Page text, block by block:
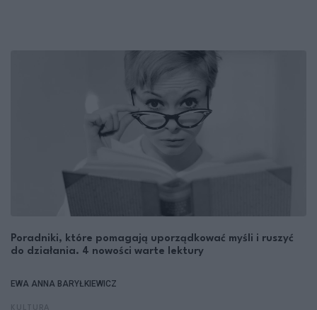
Poradniki, które pomagają uporządkować myśli i ruszyć
do działania. 4 nowości warte lektury
EWA ANNA BARYŁKIEWICZ